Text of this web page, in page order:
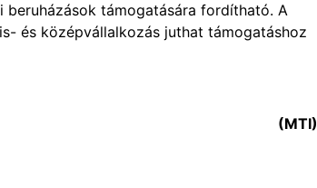
támogatására fordítható. A
és középvállalkozás juthat támogatáshoz
(MTI)